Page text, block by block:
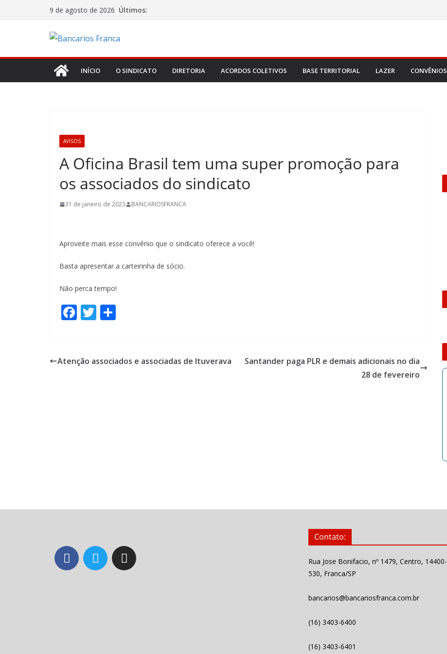
9 de agosto de 2026 Últimos:
INÍCIO O SINDICATO DIRETORIA ACORDOS COLETIVOS BASE TERRITORIAL LAZER CONVÊNIOS
AVISOS
A Oficina Brasil tem uma super promoção para
os associados do sindicato
31 de janeiro de 2023 BANCARIOSFRANCA
Aproveite mais esse convênio que o sindicato oferece a você!
Basta apresentar a carteirinha de sócio.
Não perca tempo!
F
b
T
er e
Atenção associados e associadas de Ituverava
Santander paga PLR e demais adicionais no dia
28 de fevereiro
Contato:
Rua Jose Bonifacio, nº 1479, Centro, 14400-
530, Franca/SP
bancarios@bancariosfranca.com.br
(16) 3403-6400
(16) 3403-6401